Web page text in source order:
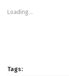
Loading...
Tags: